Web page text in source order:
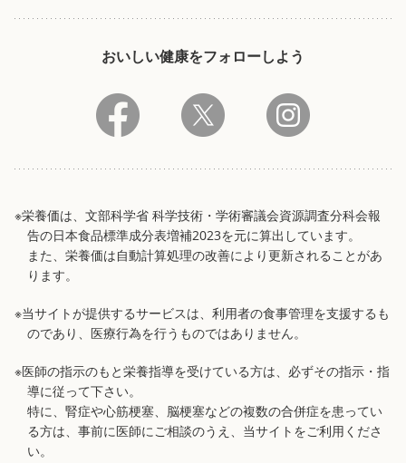
おいしい健康をフォローしよう
※栄養価は、文部科学省 科学技術・学術審議会資源調査分科会報
告の日本食品標準成分表増補2023を元に算出しています。
また、栄養価は自動計算処理の改善により更新されることがあ
ります。
※当サイトが提供するサービスは、利用者の食事管理を支援するも
のであり、医療行為を行うものではありません。
※医師の指示のもと栄養指導を受けている方は、必ずその指示・指
導に従って下さい。
特に、腎症や心筋梗塞、脳梗塞などの複数の合併症を患ってい
る方は、事前に医師にご相談のうえ、当サイトをご利用くださ
い。